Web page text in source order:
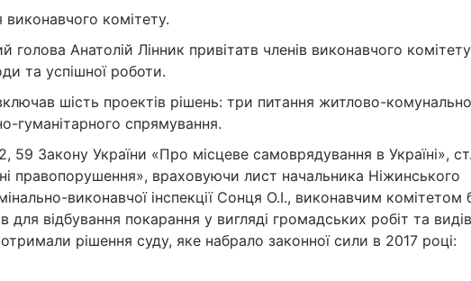
виконавчого комітету.
голова Анатолій Лінник привітатв членів виконавчого
та успішної роботи.
шість проектів рішень: три питання житлово-
гуманітарного спрямування.
59 Закону України «Про місцеве самоврядування в Україні»,
правопорушення», враховуючи лист начальника Ніжинського
виконавчої інспекції Сонця О.І., виконавчим комітетом
для відбування покарання у вигляді громадських робіт та
рішення суду, яке набрало законної сили в 2017 році: